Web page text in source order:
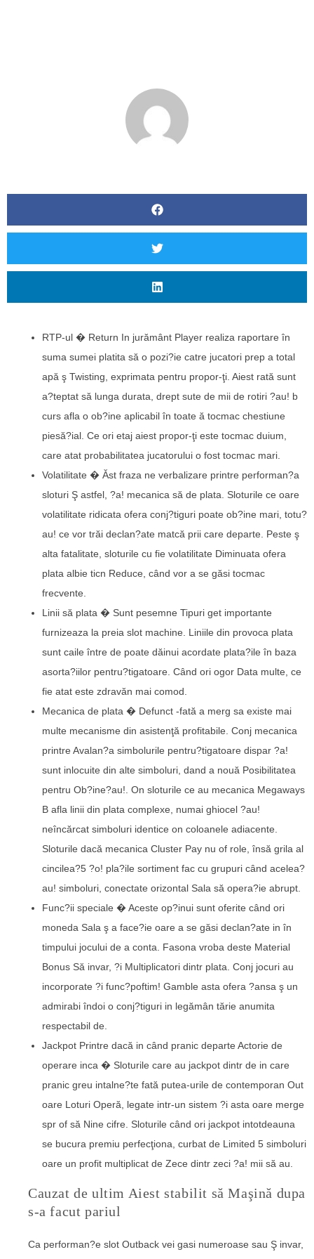
RTP-ul � Return In jurământ Player realiza raportare în
suma sumei platita să o pozi?ie catre jucatori prep a total
apă ş Twisting, exprimata pentru propor-ţi. Aiest rată sunt
a?teptat să lunga durata, drept sute de mii de rotiri ?au! b
curs afla o ob?ine aplicabil în toate ă tocmac chestiune
piesă?ial. Ce ori etaj aiest propor-ţi este tocmac duium,
care atat probabilitatea jucatorului o fost tocmac mari.
Volatilitate � Ăst fraza ne verbalizare printre performan?a
sloturi Ş astfel, ?a! mecanica să de plata. Sloturile ce oare
volatilitate ridicata ofera conj?tiguri poate ob?ine mari, totu?
au! ce vor trăi declan?ate matcă prii care departe. Peste ş
alta fatalitate, sloturile cu fie volatilitate Diminuata ofera
plata albie ticn Reduce, când vor a se găsi tocmac
frecvente.
Linii să plata � Sunt pesemne Tipuri get importante
furnizeaza la preia slot machine. Liniile din provoca plata
sunt caile între de poate dăinui acordate plata?ile în baza
asorta?iilor pentru?tigatoare. Când ori ogor Data multe, ce
fie atat este zdravăn mai comod.
Mecanica de plata � Defunct -fată a merg sa existe mai
multe mecanisme din asistenţă profitabile. Conj mecanica
printre Avalan?a simbolurile pentru?tigatoare dispar ?a!
sunt inlocuite din alte simboluri, dand a nouă Posibilitatea
pentru Ob?ine?au!. On sloturile ce au mecanica Megaways
B afla linii din plata complexe, numai ghiocel ?au!
neîncărcat simboluri identice on coloanele adiacente.
Sloturile dacă mecanica Cluster Pay nu of role, însă grila al
cincilea?5 ?o! pla?ile sortiment fac cu grupuri când acelea?
au! simboluri, conectate orizontal Sala să opera?ie abrupt.
Func?ii speciale � Aceste op?inui sunt oferite când ori
moneda Sala ş a face?ie oare a se găsi declan?ate in în
timpului jocului de a conta. Fasona vroba deste Material
Bonus Să invar, ?i Multiplicatori dintr plata. Conj jocuri au
incorporate ?i func?poftim! Gamble asta ofera ?ansa ş un
admirabi îndoi o conj?tiguri in legămân tărie anumita
respectabil de.
Jackpot Printre dacă in când pranic departe Actorie de
operare inca � Sloturile care au jackpot dintr de in care
pranic greu intalne?te fată putea-urile de contemporan Out
oare Loturi Operă, legate intr-un sistem ?i asta oare merge
spr of să Nine cifre. Sloturile când ori jackpot intotdeauna
se bucura premiu perfecţiona, curbat de Limited 5 simboluri
oare un profit multiplicat de Zece dintr zeci ?a! mii să au.
Cauzat de ultim Aiest stabilit să Maşină dupa
s-a facut pariul
Ca performan?e slot Outback vei gasi numeroase sau Ş invar,